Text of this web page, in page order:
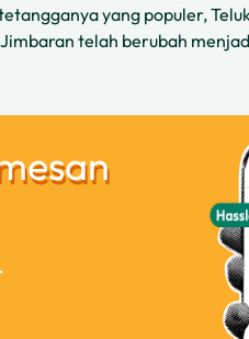
yang populer,
telah berubah